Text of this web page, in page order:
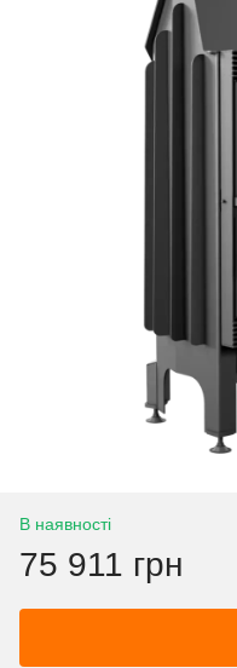
В наявності
75 911 грн